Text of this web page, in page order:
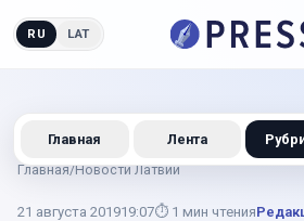
RU LAT
Главная/Новости Латвии
21 августа 201919:07⏱ 1 мин чтения
Главная Лента